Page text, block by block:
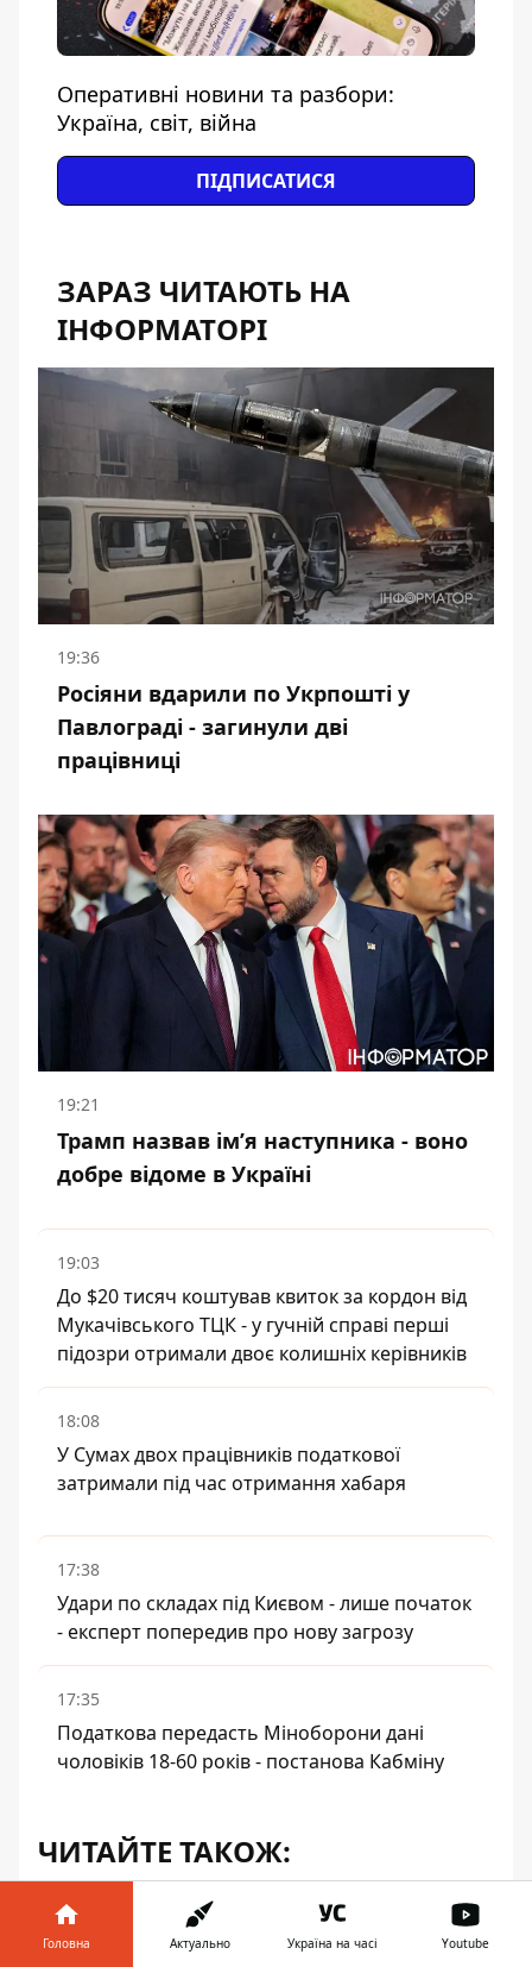
Оперативні новини та разбори:
Україна, світ, війна
ПІДПИСАТИСЯ
ЗАРАЗ ЧИТАЮТЬ НА
ІНФОРМАТОРІ
19:36
Росіяни вдарили по Укрпошті у
Павлограді - загинули дві
працівниці
19:21
Трамп назвав імʼя наступника - воно
добре відоме в Україні
19:03
До $20 тисяч коштував квиток за кордон від
Мукачівського ТЦК - у гучній справі перші
підозри отримали двоє колишніх керівників
18:08
У Сумах двох працівників податкової
затримали під час отримання хабаря
17:38
Удари по складах під Києвом - лише початок
- експерт попередив про нову загрозу
17:35
Податкова передасть Міноборони дані
чоловіків 18-60 років - постанова Кабміну
ЧИТАЙТЕ ТАКОЖ:
Росіяни вдарили по багатоповерхівці в
Павлограді – поранено дитину та трьох
Головна Актуально Україна на часі Youtube